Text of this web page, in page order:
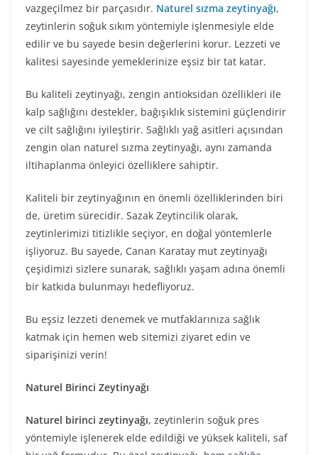
vazgeçilmez bir parçasıdır. Naturel sızma zeytinyağı,
zeytinlerin soğuk sıkım yöntemiyle işlenmesiyle elde
edilir ve bu sayede besin değerlerini korur. Lezzeti ve
kalitesi sayesinde yemeklerinize eşsiz bir tat katar.
Bu kaliteli zeytinyağı, zengin antioksidan özellikleri ile
kalp sağlığını destekler, bağışıklık sistemini güçlendirir
ve cilt sağlığını iyileştirir. Sağlıklı yağ asitleri açısından
zengin olan naturel sızma zeytinyağı, aynı zamanda
iltihaplanma önleyici özelliklere sahiptir.
Kaliteli bir zeytinyağının en önemli özelliklerinden biri
de, üretim sürecidir. Sazak Zeytincilik olarak,
zeytinlerimizi titizlikle seçiyor, en doğal yöntemlerle
işliyoruz. Bu sayede, Canan Karatay mut zeytinyağı
çeşidimizi sizlere sunarak, sağlıklı yaşam adına önemli
bir katkıda bulunmayı hedefliyoruz.
Bu eşsiz lezzeti denemek ve mutfaklarınıza sağlık
katmak için hemen web sitemizi ziyaret edin ve
siparişinizi verin!
Naturel Birinci Zeytinyağı
Naturel birinci zeytinyağı, zeytinlerin soğuk pres
yöntemiyle işlenerek elde edildiği ve yüksek kaliteli, saf